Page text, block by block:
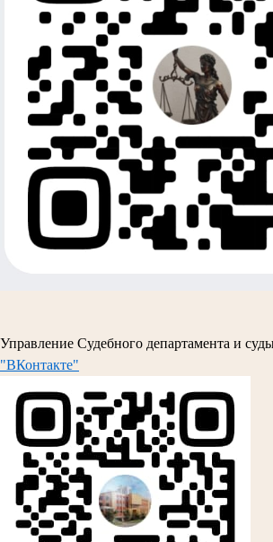
Управление Судебного департамента и
"ВКонтакте"